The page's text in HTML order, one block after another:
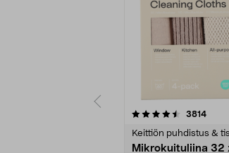
3814
Keittiön puhdistus &
Mikrokuituliina 32
4.5viidestä